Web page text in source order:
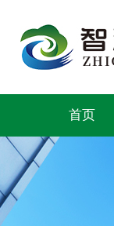
首页